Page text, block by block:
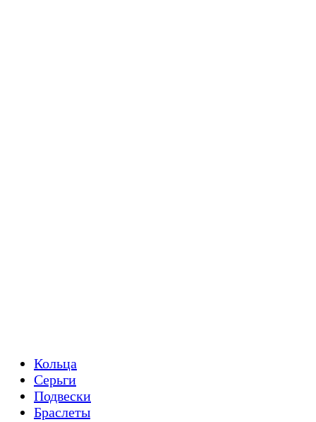
Кольца
Серьги
Подвески
Браслеты